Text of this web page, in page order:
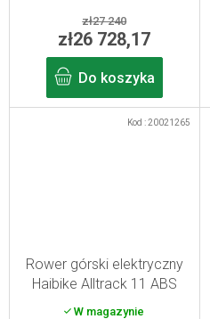
zł27 240
zł26 728,17
Do koszyka
Rower górski elektryczny
Haibike Alltrack 11 ABS
W magazynie
Kod :20021265